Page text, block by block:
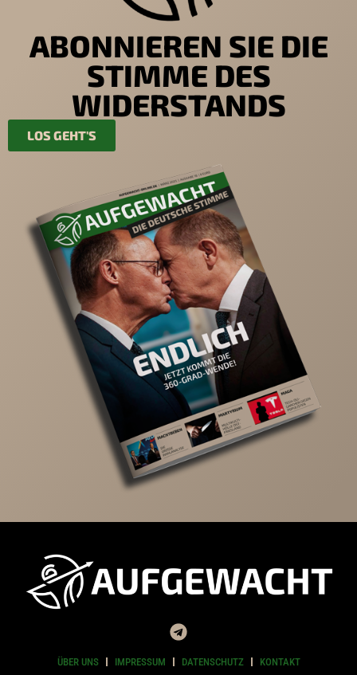
ABONNIEREN SIE DIE
STIMME DES
WIDERSTANDS
LOS GEHT'S
ÜBER UNS IMPRESSUM DATENSCHUTZ KONTAKT